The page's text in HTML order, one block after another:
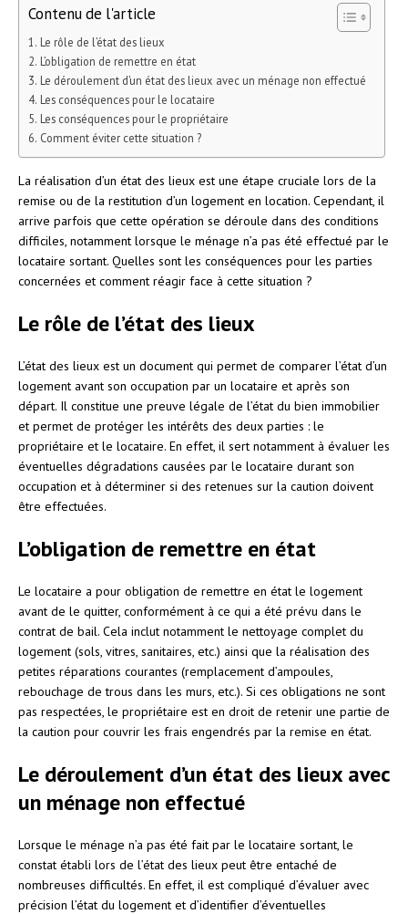
Contenu de l'article
Le rôle de l’état des lieux
L’obligation de remettre en état
Le déroulement d’un état des lieux avec un ménage non effectué
Les conséquences pour le locataire
Les conséquences pour le propriétaire
Comment éviter cette situation ?
La réalisation d’un état des lieux est une étape cruciale lors de la
remise ou de la restitution d’un logement en location. Cependant, il
arrive parfois que cette opération se déroule dans des conditions
difficiles, notamment lorsque le ménage n’a pas été effectué par le
locataire sortant. Quelles sont les conséquences pour les parties
concernées et comment réagir face à cette situation ?
Le rôle de l’état des lieux
L’état des lieux est un document qui permet de comparer l’état d’un
logement avant son occupation par un locataire et après son
départ. Il constitue une preuve légale de l’état du bien immobilier
et permet de protéger les intérêts des deux parties : le
propriétaire et le locataire. En effet, il sert notamment à évaluer les
éventuelles dégradations causées par le locataire durant son
occupation et à déterminer si des retenues sur la caution doivent
être effectuées.
L’obligation de remettre en état
Le locataire a pour obligation de remettre en état le logement
avant de le quitter, conformément à ce qui a été prévu dans le
contrat de bail. Cela inclut notamment le nettoyage complet du
logement (sols, vitres, sanitaires, etc.) ainsi que la réalisation des
petites réparations courantes (remplacement d’ampoules,
rebouchage de trous dans les murs, etc.). Si ces obligations ne sont
pas respectées, le propriétaire est en droit de retenir une partie de
la caution pour couvrir les frais engendrés par la remise en état.
Le déroulement d’un état des lieux avec
un ménage non effectué
Lorsque le ménage n’a pas été fait par le locataire sortant, le
constat établi lors de l’état des lieux peut être entaché de
nombreuses difficultés. En effet, il est compliqué d’évaluer avec
précision l’état du logement et d’identifier d’éventuelles